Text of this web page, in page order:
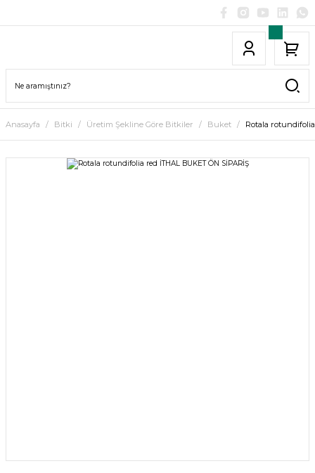
Anasayfa Bitki Üretim Şekline Göre Bitkiler Buket Rotala